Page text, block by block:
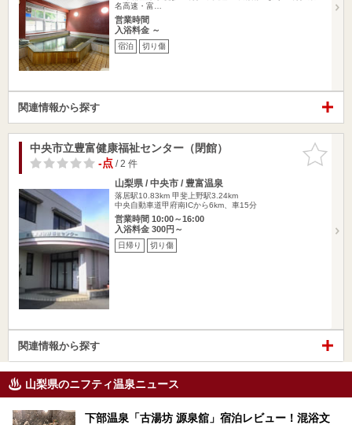
名高速・富…
営業時間
入浴料金 ～
宿泊 切り傷
関連情報から探す
お気に入
りに追加
中央市立豊富健康福祉センター（閉館）
-点/ 2 件
山梨県 / 中央市 / 豊富温泉
落居駅10.83km 甲斐上野駅3.24km
中央自動車道甲府南ICから6km、車15分
営業時間 10:00～16:00
入浴料金 300円～
日帰り 切り傷
関連情報から探す
山梨県のニフティ温泉ニュース
下部温泉「古湯坊 源泉舘」宿泊レビュー！混浴文